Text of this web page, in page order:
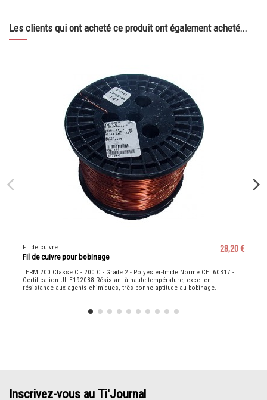
Les clients qui ont acheté ce produit ont également acheté...
Fil de cuivre
Fil de cuivre pour bobinage
28,20 €
TERM 200 Classe C - 200 C - Grade 2 - Polyester-Imide Norme CEI 60317 -
Certification UL E192088 Résistant à haute température, excellent
résistance aux agents chimiques, très bonne aptitude au bobinage.
Inscrivez-vous au Ti'Journal